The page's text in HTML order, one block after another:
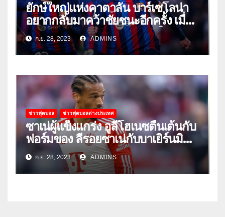
ยักษ์ใหญ่แห่งคาตาลัน บาร์เซโลน่า
อยากกลับมาคว้าชัยชนะอีกครั้ง เมื่อ
พวกเขาเปิดบ้านรับมือเซบีย่าในลีก
ก.ย. 28, 2023 ADMINS
ข่าวฟุตบอล ข่าวฟุตบอลต่างประเทศ
ซาเน่ผู้แข็งแกร่ง อูลี่โฮเนซตื่นเต้นกับ
ฟอร์มของ ลีรอยซาเน่กับบาเยิร์นมิ
วนิคก.ย. 28, 2023 ADMINS